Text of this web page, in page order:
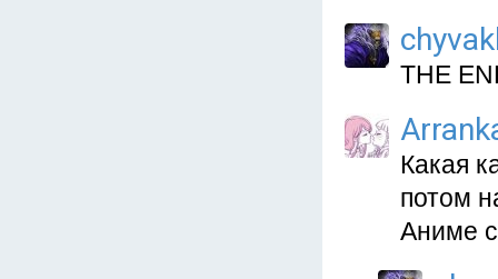
THE
Какая
потом
Аниме